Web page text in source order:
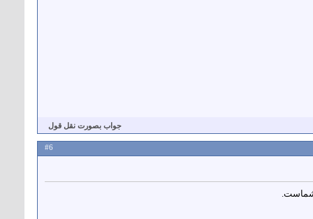
جواب بصورت نقل قول
#6
شماست.